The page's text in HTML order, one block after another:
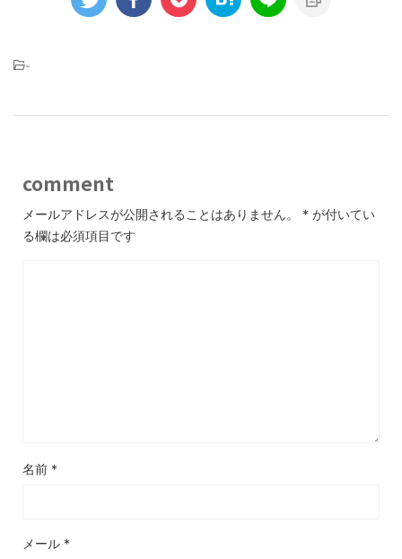
-
comment
メールアドレスが公開されることはありません。 * が付いてい
る欄は必須項目です
名前 *
メール *